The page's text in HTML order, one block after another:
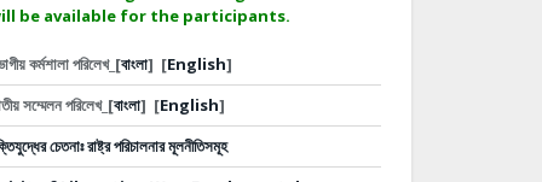
be available for the participants.
কর্মশালা পরিলেখ_[বাংলা] [English]
সম্মেলন পরিলেখ_[বাংলা] [English]
চেতনাঃ রাষ্ট্র পরিচালনার মূলনীতিসমূহ